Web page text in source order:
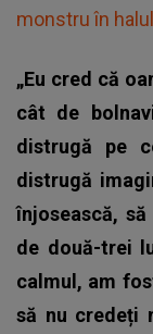
monstru în
„Eu cred că
cât de
distrugă pe
distrugă
înjosească,
de două-trei
calmul, am
să nu credeți